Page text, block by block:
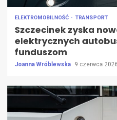
ELEKTROMOBILNOŚĆ TRANSPORT
Szczecinek zyska
elektrycznych
funduszom
Joanna Wróblewska 9 czerwca 2026